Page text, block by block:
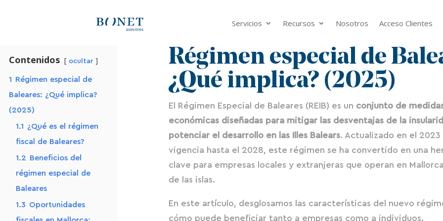
Servicios Recursos Nosotros Acceso Clientes
Contenidos ocultar
1 Régimen especial de
Baleares: ¿Qué implica?
(2025)
1.1 ¿Qué es el régimen
fiscal de Baleares?
1.2 Beneficios del
régimen especial de
Baleares
1.3 Oportunidades
Régimen especial de
¿Qué implica? (2025)
El Régimen Especial de Baleares (REIB) es un conjunto de
económicas diseñadas para mitigar las desventajas de la
potenciar el desarrollo en las Illes Balears. Actualizado en el 2023
vigencia hasta el 2028, este régimen se ha convertido en una
clave para empresas locales y extranjeras que operan en
de las islas.
En este artículo, desglosamos las características del nuevo
cómo puede beneficiar tanto a empresas como a individuos.